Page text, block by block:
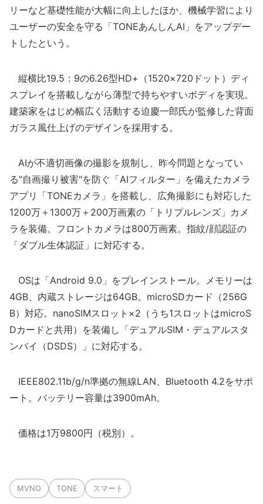
リーなど基礎性能が大幅に向上したほか、機械学習により
ユーザーの安全を守る「TONEあんしんAI」をアップデー
トしたという。
縦横比19.5：9の6.26型HD+（1520×720ドット）ディ
スプレイを搭載しながら薄型で持ちやすいボディを実現。
建築家をはじめ幅広く活動する迫慶一郎氏が監修した背面
ガラス風仕上げのデザインを採用する。
AIが不適切画像の撮影を規制し、昨今問題となってい
る"自画撮り被害"を防ぐ「AIフィルター」を備えたカメラ
アプリ「TONEカメラ」を搭載し、広角撮影にも対応した
1200万＋1300万＋200万画素の「トリプルレンズ」カメ
ラを装備。フロントカメラは800万画素。指紋/顔認証の
「ダブル生体認証」に対応する。
OSは「Android 9.0」をプレインストール。メモリーは
4GB、内蔵ストレージは64GB。microSDカード（256G
B）対応。nanoSIMスロット×2（うち1スロットはmicroS
Dカードと共用）を装備し「デュアルSIM・デュアルスタ
ンバイ（DSDS）」に対応する。
IEEE802.11b/g/n準拠の無線LAN、Bluetooth 4.2をサポ
ート。バッテリー容量は3900mAh。
価格は1万9800円（税別）。
MVNO TONE スマート